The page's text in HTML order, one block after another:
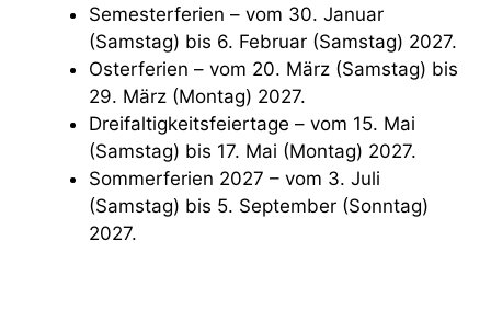
Semesterferien – vom 30. Januar
(Samstag) bis 6. Februar (Samstag) 2027.
Osterferien – vom 20. März (Samstag) bis
29. März (Montag) 2027.
Dreifaltigkeitsfeiertage – vom 15. Mai
(Samstag) bis 17. Mai (Montag) 2027.
Sommerferien 2027 – vom 3. Juli
(Samstag) bis 5. September (Sonntag)
2027.